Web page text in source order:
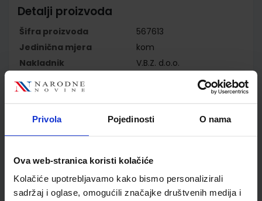
Privola Pojedinosti O nama
Ova web-stranica koristi kolačiće
Kolačiće upotrebljavamo kako bismo personalizirali
sadržaj i oglase, omogućili značajke društvenih medija i
Detalji proizvoda
Šifra proizvoda
567613
Jedinična mjera
kom
Nakladnik
V.B.Z. d.o.o.
Tellis Marin Sandro
Školski razred
30 3.RAZRED SŠ
Vrsta školske knjige
UDŽBENIK
Vrsta škole